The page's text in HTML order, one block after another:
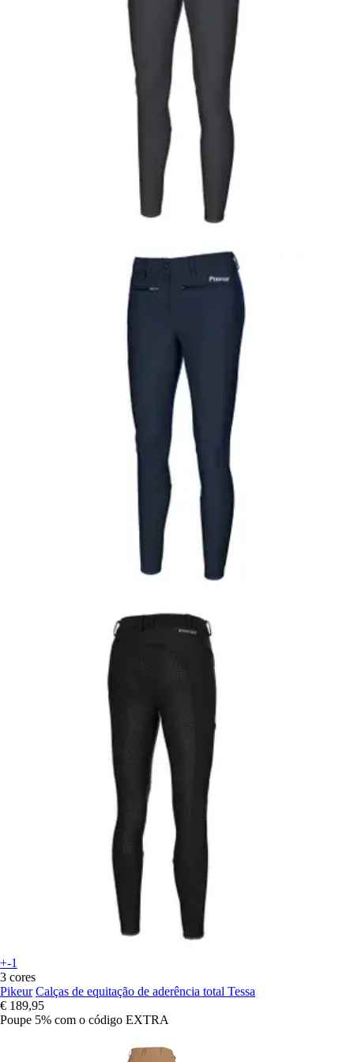
+-1
3 cores
Pikeur Calças de equitação de aderência total Tessa
€ 189,95
Poupe 5% com o código EXTRA